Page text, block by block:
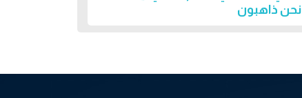
نحن ذاهبون